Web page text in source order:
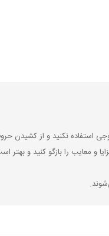
معایب را بازگو کنید و بهتر